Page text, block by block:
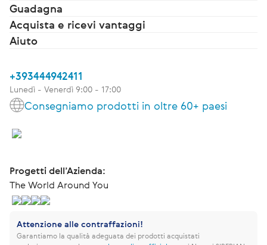
Guadagna
Acquista e ricevi vantaggi
Aiuto
+393444942411
Lunedì - Venerdì 9:00 - 17:00
Consegniamo prodotti in oltre 60+ paesi
Progetti dell’Azienda:
The World Around You
Attenzione alle contraffazioni!
Garantiamo la qualità adeguata dei prodotti acquistati